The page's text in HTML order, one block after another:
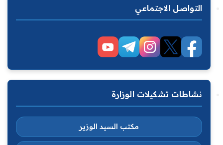
التواصل الاجتماعي
نشاطات تشكيلات الوزارة
مكتب السيد الوزير